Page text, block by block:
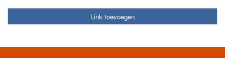
Link toevoegen